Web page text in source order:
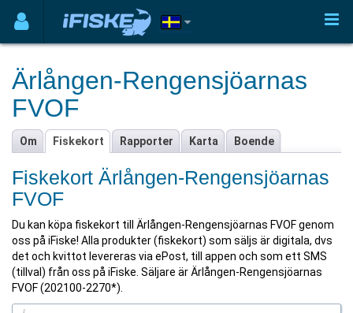
Ärlången-Rengensjöarnas
FVOF
Om Fiskekort Rapporter Karta Boende
Fiskekort Ärlången-Rengensjöarnas
FVOF
Du kan köpa fiskekort till Ärlången-Rengensjöarnas FVOF genom
oss på iFiske! Alla produkter (fiskekort) som säljs är digitala, dvs
det och kvittot levereras via ePost, till appen och som ett SMS
(tillval) från oss på iFiske. Säljare är Ärlången-Rengensjöarnas
FVOF (202100-2270*).